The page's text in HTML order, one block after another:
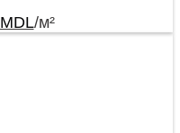
MDL/м²